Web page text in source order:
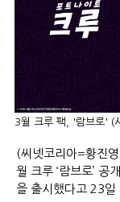
3월 크루 팩, '람브로' (
(씨넷코리아=황진영
월 크루 ‘람브로’ 공
을 출시했다고 23